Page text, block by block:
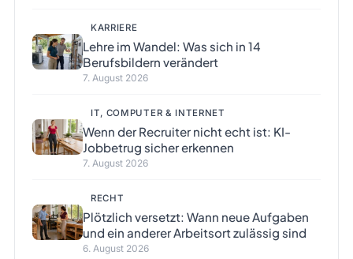
KARRIERE
Lehre im Wandel: Was sich in 14
Berufsbildern verändert
7. August 2026
IT, COMPUTER & INTERNET
Wenn der Recruiter nicht echt ist: KI-
Jobbetrug sicher erkennen
7. August 2026
RECHT
Plötzlich versetzt: Wann neue Aufgaben
und ein anderer Arbeitsort zulässig sind
6. August 2026